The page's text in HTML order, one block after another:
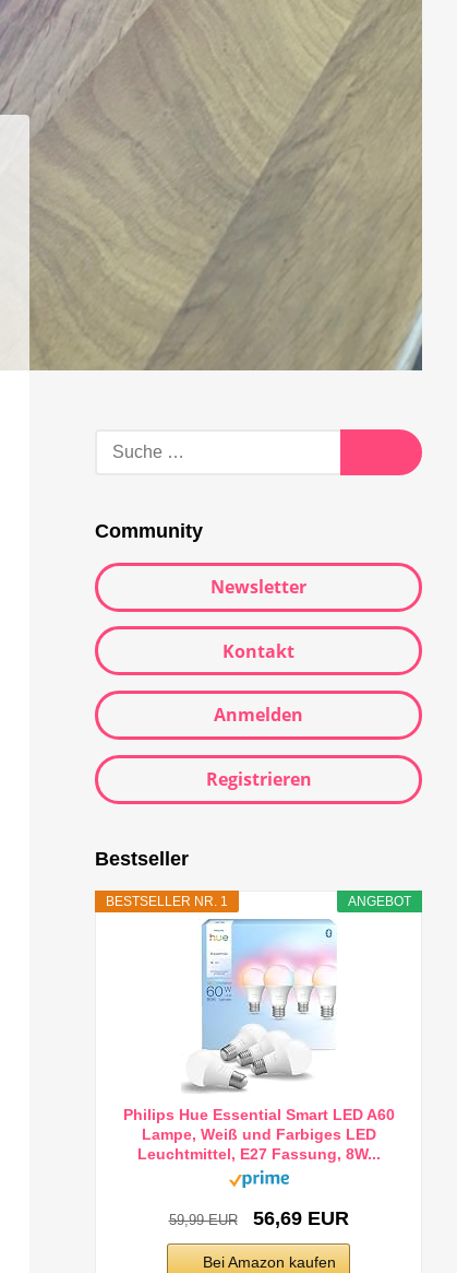
Suche
Suche
Community
Newsletter
Kontakt
Anmelden
Registrieren
Bestseller
ANGEBOT
BESTSELLER NR. 1
Philips Hue Essential Smart LED A60
Lampe, Weiß und Farbiges LED
Leuchtmittel, E27 Fassung, 8W...
59,99 EUR 56,69 EUR
Bei Amazon kaufen